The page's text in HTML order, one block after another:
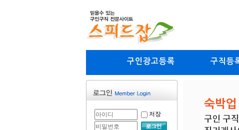
구인광고등록 구직등
저장